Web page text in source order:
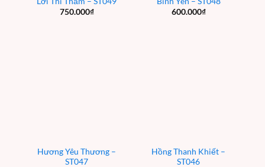
750.000₫
600.000₫
Hương Yêu Thương –
ST047
Hồng Thanh Khiết –
ST046